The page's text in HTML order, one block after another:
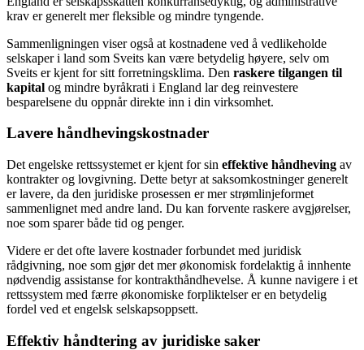
krav er generelt mer fleksible og mindre tyngende.
Sammenligningen viser også at kostnadene ved å vedlikeholde
selskaper i land som Sveits kan være betydelig høyere, selv om
Sveits er kjent for sitt forretningsklima. Den raskere tilgangen til
kapital og mindre byråkrati i England lar deg reinvestere
besparelsene du oppnår direkte inn i din virksomhet.
Lavere håndhevingskostnader
Det engelske rettssystemet er kjent for sin effektive håndheving av
kontrakter og lovgivning. Dette betyr at saksomkostninger generelt
er lavere, da den juridiske prosessen er mer strømlinjeformet
sammenlignet med andre land. Du kan forvente raskere avgjørelser,
noe som sparer både tid og penger.
Videre er det ofte lavere kostnader forbundet med juridisk
rådgivning, noe som gjør det mer økonomisk fordelaktig å innhente
nødvendig assistanse for kontrakthåndhevelse. Å kunne navigere i et
rettssystem med færre økonomiske forpliktelser er en betydelig
fordel ved et engelsk selskapsoppsett.
Effektiv håndtering av juridiske saker